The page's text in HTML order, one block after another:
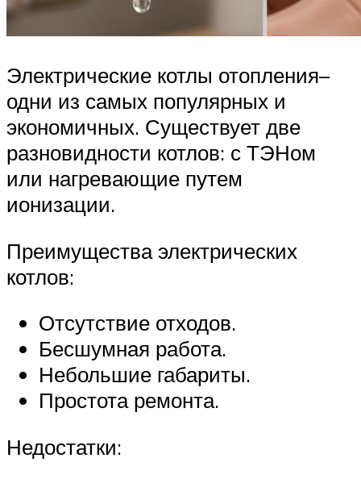
Электрические котлы отопления–
одни из самых популярных и
экономичных. Существует две
разновидности котлов: с ТЭНом
или нагревающие путем
ионизации.
Преимущества электрических
котлов:
Отсутствие отходов.
Бесшумная работа.
Небольшие габариты.
Простота ремонта.
Недостатки: